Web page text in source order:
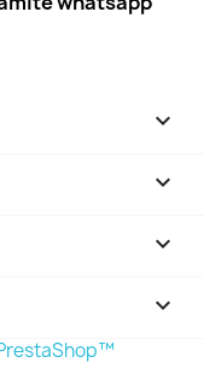



keyboard_arrow_down